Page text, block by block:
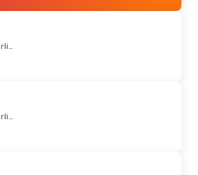
Klm Royal Dutch Airlines
Klm Royal Dutch Airlines